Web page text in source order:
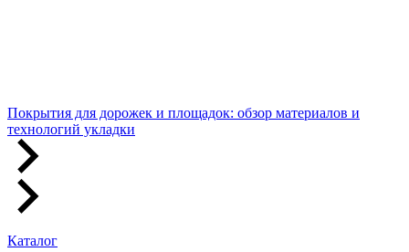
Покрытия для дорожек и площадок: обзор материалов и
технологий укладки
Каталог